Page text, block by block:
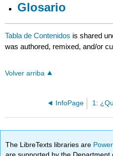
Glosario
Tabla de Contenidos is shared
was authored, remixed, and/or
Volver arriba
InfoPage
The LibreTexts libraries are